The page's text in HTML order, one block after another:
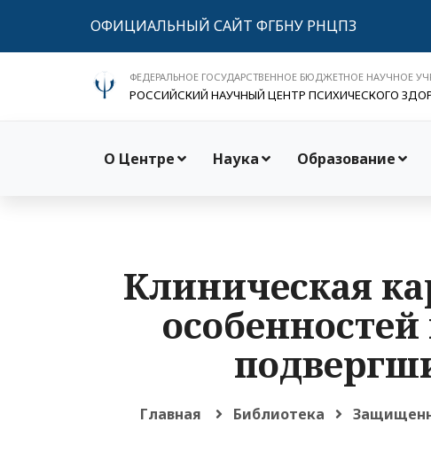
ОФИЦИАЛЬНЫЙ САЙТ ФГБНУ РНЦПЗ
ФЕДЕРАЛЬНОЕ ГОСУДАРСТВЕННОЕ БЮДЖЕТНОЕ НАУЧНОЕ
РОССИЙСКИЙ НАУЧНЫЙ ЦЕНТР ПСИХИЧЕСКОГО
О Центре Наука Образование
Клиническая
Главная Библиотека